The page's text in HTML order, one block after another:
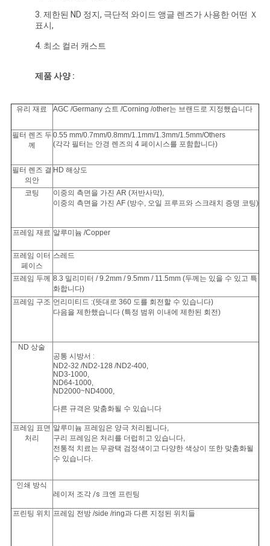
트
맵
PRIVACY
POLICY
3. 제한된 ND 정지, 극단적 와이드 앵글 렌즈가 사용한 어떤 Ｘ
표시,
4. 최소 컬러 캐스트
제품 사양 :
유리 재료 AGC /Germany 쇼트 /Corning /other는 브랜드로 지정했습니다
필터 렌즈 두
께
0.55 mm/0.7mm/0.8mm/1.1mm/1.3mm/1.5mm/Others
(각각 필터는 안경 렌즈의 4 페이시스를 포함합니다)
필터 렌즈 결
의안
HD 해상도
코팅
이중의 측면을 가진 AR (저반사막),
이중의 측면을 가진 AF (방수, 오일 프루프와 스크래치 증명 코팅)
프레임 재료 알루미늄 /Copper
프레임 이터
페이스
스레드
프레임 두께 8.3 밀리미터 / 9.2mm / 9.5mm / 11.5mm (두께는 있을 수 있고 특
화합니다)
프레임 구조 언리미티드 :(뜻대로 360 도를 회전할 수 있습니다)
다음을 제한했습니다 (특정 범위 이내에 제한된 회전)
ND 상술
공통 시방서 :
ND2-32 /ND2-128 /ND2-400,
ND3-1000,
ND64-1000,
ND2000~ND4000,
다른 규격은 맞춤화될 수 있습니다
프레임 표면
처리
알루미늄 프레임은 양극 처리됩니다,
구리 프레임은 처리를 더럽히고 있습니다,
전통적 치료는 무광택 검정색이고 다양한 색상이 또한 맞춤화될
수 있습니다.
인쇄 방식
레이저 조각/s 크엔 프린팅
프린팅 위치 프레임 전방 /side /ring과 다른 지정된 위치들